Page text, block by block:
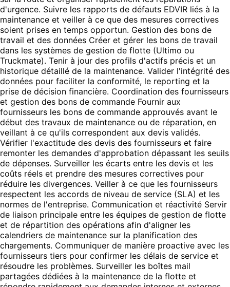
d'urgence. Suivre les rapports de défauts EDVIR liés à la
maintenance et veiller à ce que des mesures correctives
soient prises en temps opportun. Gestion des bons de
travail et des données Créer et gérer les bons de travail
dans les systèmes de gestion de flotte (Ultimo ou
Truckmate). Tenir à jour des profils d'actifs précis et un
historique détaillé de la maintenance. Valider l'intégrité des
données pour faciliter la conformité, le reporting et la
prise de décision financière. Coordination des fournisseurs
et gestion des bons de commande Fournir aux
fournisseurs les bons de commande approuvés avant le
début des travaux de maintenance ou de réparation, en
veillant à ce qu'ils correspondent aux devis validés.
Vérifier l'exactitude des devis des fournisseurs et faire
remonter les demandes d'approbation dépassant les seuils
de dépenses. Surveiller les écarts entre les devis et les
coûts réels et prendre des mesures correctives pour
réduire les divergences. Veiller à ce que les fournisseurs
respectent les accords de niveau de service (SLA) et les
normes de l'entreprise. Communication et réactivité Servir
de liaison principale entre les équipes de gestion de flotte
et de répartition des opérations afin d'aligner les
calendriers de maintenance sur la planification des
chargements. Communiquer de manière proactive avec les
fournisseurs tiers pour confirmer les délais de service et
résoudre les problèmes. Surveiller les boîtes mail
partagées dédiées à la maintenance de la flotte et